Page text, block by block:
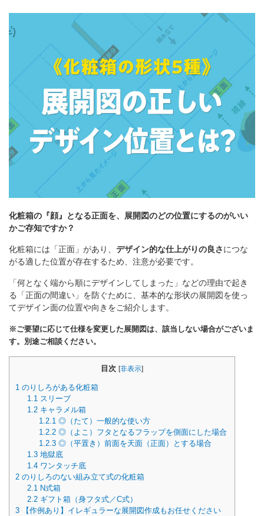
箱の材質
「印刷あり」お見積り
「印刷なし」お見積り
サンプル請求
その他のお問合せ
よくあるご質問
化粧箱の『顔』となる正面を、展開図のどの位置にするのがいい
かご存知ですか？
化粧箱には「正面」があり、 デザイン的な仕上がりの良さにつな
がる適した位置が存在するため、注意が必要です。
「何となく端から順にデザインしてしまった」などの理由で起き
る「正面の間違い」を防ぐために、基本的な形状の展開図を使っ
てデザイン面の位置や向きをご紹介します。
※ご要望に応じて仕様を変更した展開図は、該当しない場合がございま
す。別途ご相談ください。
目次 [非表示]
1 のりしろがある化粧箱
1.1 スリーブ
1.2キャラメル箱
1.2.1 ◎（たて）一般的な使い方
1.2.2◎（よこ）フタとなるフラップを側面にした場合
1.2.3◎（平置き）前面を天面（正面）とする場合
1.3地獄底
1.4ワンタッチ底
2 のりしろのない組み立て式の化粧箱
2.1 N式箱
2.2ギフト箱（身フタ式／C式）
3 【作例あり】イレギュラーな展開図作成もお任せください